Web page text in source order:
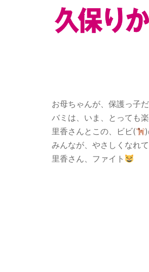
お母ちゃんが、保護っ子
バミは、いま、とっても
里香さんとこの、ビビ(
みんなが、やさしくなれ
里香さん、ファイト